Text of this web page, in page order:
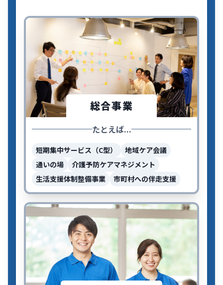
総合事業
たとえば...
短期集中サービス（C型）
地域ケア会議
通いの場
介護予防ケアマネジメント
生活支援体制整備事業
市町村への伴走支援